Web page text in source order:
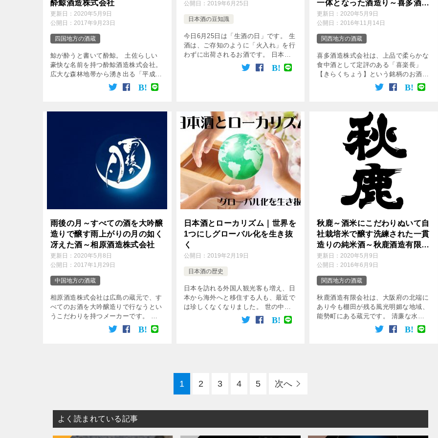
酔鯨酒造株式会社
更新日： 2020年5月9日
公開日： 2017年9月23日
四国地方の酒蔵
鯨が酔うと書いて酔鯨。 土佐らしい
豪快な名前を持つ酔鯨酒造株式会社。
広大な森林地帯から湧き出る「平成の
名水」と謳われた水と、日本各地から
厳選した米を使用しています。 温暖
りながら、きめ […]
公開日： 2019年6月25日
日本酒の豆知識
今日6月25日は「生酒の日」です。 生
酒は、ご存知のように「火入れ」を行
わずに出荷されるお酒です。 日本酒
の老舗酒蔵である月桂冠が、1984年に
本格的な生酒の販売を開始した6月25
一体となった酒造り～喜多酒造
株式会社
更新日：2020年5月9日
公開日：2016年11月14日
関西地方の酒蔵
喜多酒造株式会社は、上品で柔らかな
食中酒として定評のある「喜楽長」
【きらくちょう】という銘柄のお酒を
醸造している蔵元です。 能登杜氏に
よるこだわりを持った酒造りが日々行
雨後の月～すべての酒を大吟醸
造りで醸す雨上がりの月の如く
冴えた酒～相原酒造株式会社
更新日： 2020年5月8日
公開日： 2017年1月29日
中国地方の酒蔵
相原酒造株式会社は広島の蔵元で、す
べてのお酒を大吟醸造りで行なうとい
うこだわりを持つメーカーです。 最
近では全国新酒鑑評会において6年連
続で金賞を受賞するなど、高い評価も
日本酒とローカリズム｜世界を
1つにしグローバル化を生き抜
く
公開日： 2019年2月19日
日本酒の歴史
日本を訪れる外国人観光客も増え、日
本から海外へと移住する人も、最近で
は珍しくなくなりました。 世の中の
流れは、グローバル化にありますが、
そんな時代だからこそ、ローカリズム
秋鹿～酒米にこだわりぬいて自
社栽培米で醸す洗練された一貫
造りの純米酒～秋鹿酒造有限会
社
更新日：2020年5月9日
公開日：2016年6月9日
関西地方の酒蔵
秋鹿酒造有限会社は、大阪府の北端に
あり今も棚田が残る風光明媚な地域、
能勢町にある蔵元です。 清廉な水と
空気に恵まれた土地を生かし、お米の
栽培からお酒の醸造まで自社で行なう
1 2 3 4 5 次へ
よく読まれている記事